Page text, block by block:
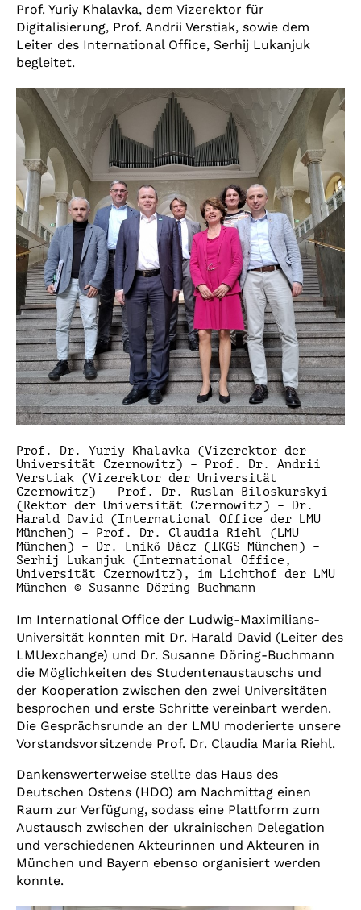
Prof. Yuriy Khalavka, dem Vizerektor für
Digitalisierung, Prof. Andrii Verstiak, sowie dem
Leiter des International Office, Serhij Lukanjuk
begleitet.
Prof. Dr. Yuriy Khalavka (Vizerektor der
Universität Czernowitz) – Prof. Dr. Andrii
Verstiak (Vizerektor der Universität
Czernowitz) – Prof. Dr. Ruslan Biloskurskyi
(Rektor der Universität Czernowitz) – Dr.
Harald David (International Office der LMU
München) – Prof. Dr. Claudia Riehl (LMU
München) – Dr. Enikő Dácz (IKGS München) –
Serhij Lukanjuk (International Office,
Universität Czernowitz), im Lichthof der LMU
München © Susanne Döring-Buchmann
Im International Office der Ludwig-Maximilians-
Universität konnten mit Dr. Harald David (Leiter des
LMUexchange) und Dr. Susanne Döring-Buchmann
die Möglichkeiten des Studentenaustauschs und
der Kooperation zwischen den zwei Universitäten
besprochen und erste Schritte vereinbart werden.
Die Gesprächsrunde an der LMU moderierte unsere
Vorstandsvorsitzende Prof. Dr. Claudia Maria Riehl.
Dankenswerterweise stellte das Haus des
Deutschen Ostens (HDO) am Nachmittag einen
Raum zur Verfügung, sodass eine Plattform zum
Austausch zwischen der ukrainischen Delegation
und verschiedenen Akteurinnen und Akteuren in
München und Bayern ebenso organisiert werden
konnte.